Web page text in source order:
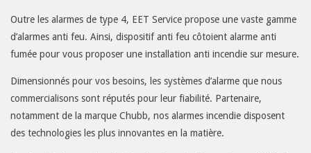
Outre les alarmes de type 4, EET Service propose une vaste gamme
d’alarmes anti feu. Ainsi, dispositif anti feu côtoient alarme anti
fumée pour vous proposer une installation anti incendie sur mesure.
Dimensionnés pour vos besoins, les systèmes d’alarme que nous
commercialisons sont réputés pour leur fiabilité. Partenaire,
notamment de la marque Chubb, nos alarmes incendie disposent
des technologies les plus innovantes en la matière.